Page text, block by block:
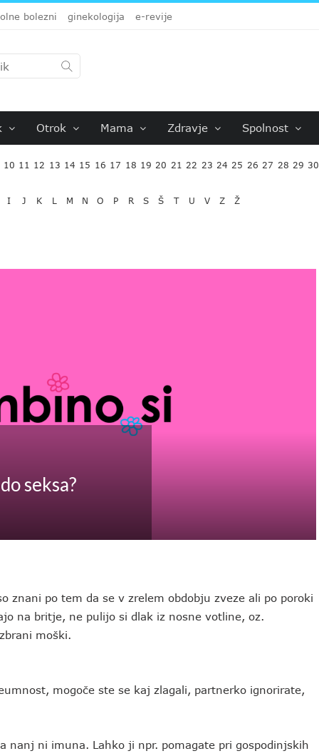
bolezni ginekologija e-revije
Otrok Mama Zdravje Spolnost
10 11 12 13 14 15 16 17 18 19 20 21 22 23 24 25 26 27 28 29 30
I J K L M N O P R S Š T U V Z Ž
seksa?
znani po tem da se v zrelem obdobju zveze ali po poroki
na britje, ne pulijo si dlak iz nosne votline, oz.
moški.
mogoče ste se kaj zlagali, partnerko ignorirate,
nanj ni imuna. Lahko ji npr. pomagate pri gospodinjskih